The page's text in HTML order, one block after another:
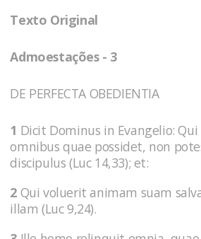
Texto Original
Admoestações - 3
DE PERFECTA OBEDIENTIA
1 Dicit Dominus in Evangelio:
omnibus quae possidet, non
discipulus (Luc 14,33); et:
2 Qui voluerit animam suam
illam (Luc 9,24).